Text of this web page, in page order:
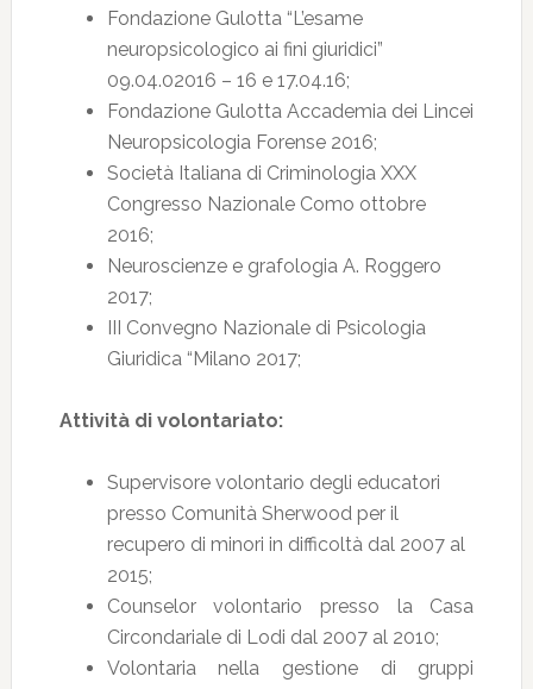
Fondazione Gulotta “L’esame
neuropsicologico ai fini giuridici”
09.04.02016 – 16 e 17.04.16;
Fondazione Gulotta Accademia dei Lincei
Neuropsicologia Forense 2016;
Società Italiana di Criminologia XXX
Congresso Nazionale Como ottobre
2016;
Neuroscienze e grafologia A. Roggero
2017;
III Convegno Nazionale di Psicologia
Giuridica “Milano 2017;
Attività di volontariato:
Supervisore volontario degli educatori
presso Comunità Sherwood per il
recupero di minori in difficoltà dal 2007 al
2015;
Counselor volontario presso la Casa
Circondariale di Lodi dal 2007 al 2010;
Volontaria nella gestione di gruppi